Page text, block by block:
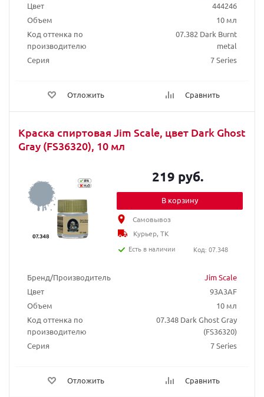
Цвет
444246
Объем
10 мл
Код оттенка по
производителю
07.382 Dark Burnt
metal
Серия
7 Series
Отложить Сравнить
Краска спиртовая Jim Scale, цвет Dark Ghost
Gray (FS36320), 10 мл
Бренд/Производитель
Jim Scale
Цвет
93A3AF
Объем
10 мл
Код оттенка по
производителю
07.348 Dark Ghost Gray
(FS36320)
Серия
7 Series
Отложить Сравнить
219 руб.
В корзину
Самовывоз
Курьер, ТК
Есть в наличии
Код: 07.348